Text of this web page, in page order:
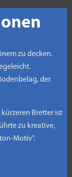
zu decken.
der
Bretter ist
zu kreative,
Motiv".